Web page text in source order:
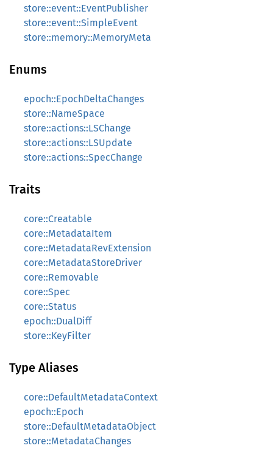
store::event::EventPublisher
store::event::SimpleEvent
store::memory::MemoryMeta
Enums
epoch::EpochDeltaChanges
store::NameSpace
store::actions::LSChange
store::actions::LSUpdate
store::actions::SpecChange
Traits
core::Creatable
core::MetadataItem
core::MetadataRevExtension
core::MetadataStoreDriver
core::Removable
core::Spec
core::Status
epoch::DualDiff
store::KeyFilter
Type Aliases
core::DefaultMetadataContext
epoch::Epoch
store::DefaultMetadataObject
store::MetadataChanges